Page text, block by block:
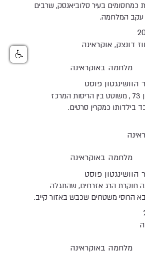
כמחסומים בעיר סלוביאנסק, שרבים
עקב המלחמה.
דונצק, אוקראינה
מלחמה באוקראינה
הוושינגטון פוסט
וולודיה דיינגה, בן 73 , משוטט בין הריסות המרכז
בילדותו כמקרין סרטים.
מלחמה באוקראינה
הוושינגטון פוסט
חוקרת הרג אזרחים, שהתגלה
הרוסי משטחים שכבש באזור קייב.
מלחמה באוקראינה